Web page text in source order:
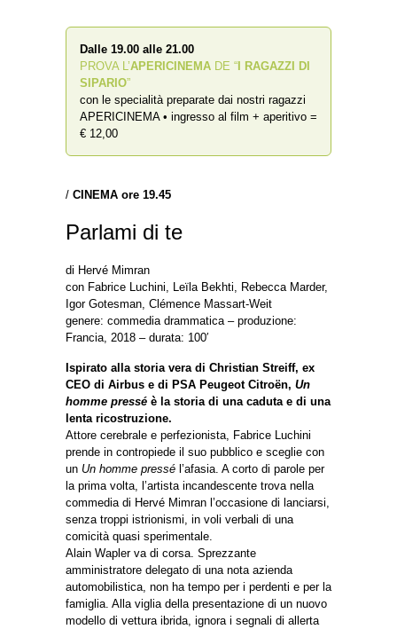
Dalle 19.00 alle 21.00
PROVA L’APERICINEMA DE “ I RAGAZZI DI
SIPARIO”
con le specialità preparate dai nostri ragazzi
APERICINEMA • ingresso al film + aperitivo =
€ 12,00
/ CINEMA ore 19.45
Parlami di te
di Hervé Mimran
con Fabrice Luchini, Leïla Bekhti, Rebecca Marder,
Igor Gotesman, Clémence Massart-Weit
genere: commedia drammatica – produzione:
Francia, 2018 – durata: 100′
Ispirato alla storia vera di Christian Streiff, ex
CEO di Airbus e di PSA Peugeot Citroën, Un
homme pressé è la storia di una caduta e di una
lenta ricostruzione.
Attore cerebrale e perfezionista, Fabrice Luchini
prende in contropiede il suo pubblico e sceglie con
un Un homme pressé l’afasia. A corto di parole per
la prima volta, l’artista incandescente trova nella
commedia di Hervé Mimran l’occasione di lanciarsi,
senza troppi istrionismi, in voli verbali di una
comicità quasi sperimentale.
Alain Wapler va di corsa. Sprezzante
amministratore delegato di una nota azienda
automobilistica, non ha tempo per i perdenti e per la
famiglia. Alla viglia della presentazione di un nuovo
modello di vettura ibrida, ignora i segnali di allerta